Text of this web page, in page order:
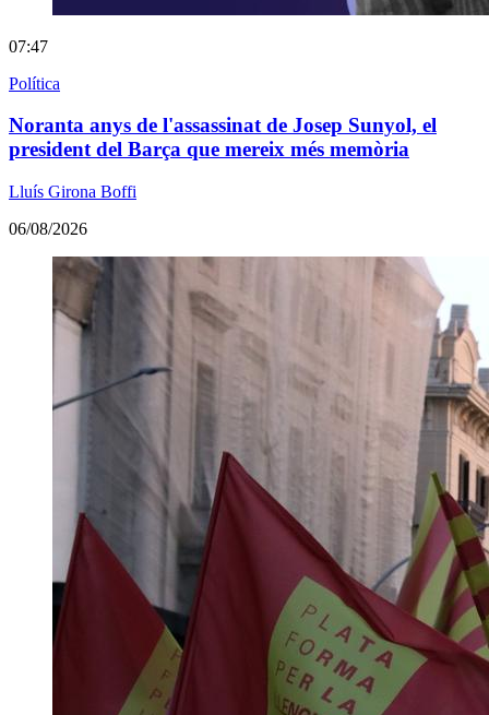
07:47
Política
Noranta anys de l'assassinat de Josep Sunyol, el
president del Barça que mereix més memòria
Lluís Girona Boffi
06/08/2026